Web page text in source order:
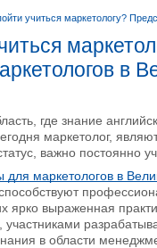
учиться маркетологу?
в
где знание
маркетолог,
важно постоянно
маркетологов в
ярко выраженная
участниками
в области